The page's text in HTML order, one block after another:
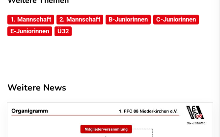
1. Mannschaft 2. Mannschaft B-Juniorinnen
C-Juniorinnen
E-Juniorinnen
Ü32
Weitere News